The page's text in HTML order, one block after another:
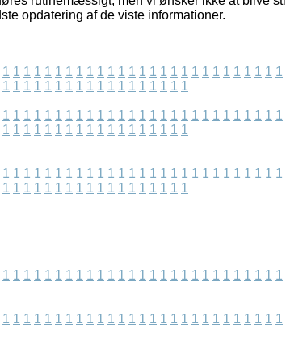
opdatering af de viste informationer.
1 1 1 1 1 1 1 1 1 1 1 1 1 1 1 1 1 1 1 1 1 1 1 1 1 1 1
1 1 1 1 1 1 1 1 1 1 1 1 1 1 1 1 1 1
1 1 1 1 1 1 1 1 1 1 1 1 1 1 1 1 1 1 1 1 1 1 1 1 1 1 1
1 1 1 1 1 1 1 1 1 1 1 1 1 1 1 1 1 1
1 1 1 1 1 1 1 1 1 1 1 1 1 1 1 1 1 1 1 1 1 1 1 1 1 1 1
1 1 1 1 1 1 1 1 1 1 1 1 1 1 1 1 1 1
1 1 1 1 1 1 1 1 1 1 1 1 1 1 1 1 1 1 1 1 1 1 1 1 1 1 1
1 1 1 1 1 1 1 1 1 1 1 1 1 1 1 1 1 1 1 1 1 1 1 1 1 1 1